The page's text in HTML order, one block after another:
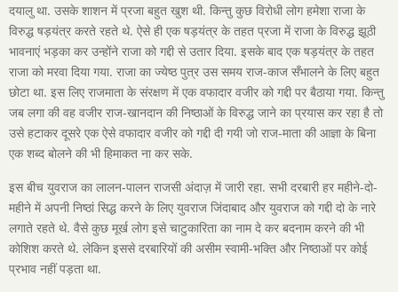
दयालु था. उसके शाशन में प्रजा बहुत खुश थी. किन्तु कुछ विरोधी लोग हमेशा राजा के
विरुद्ध षड़यंत्र करते रहते थे. ऐसे ही एक षड़यंत्र के तहत प्रजा में राजा के विरुद्ध झूठी
भावनाएं भड़का कर उन्होंने राजा को गद्दी से उतार दिया. इसके बाद एक षड़यंत्र के तहत
राजा को मरवा दिया गया. राजा का ज्येष्ठ पुत्र उस समय राज-काज सँभालने के लिए बहुत
छोटा था. इस लिए राजमाता के संरक्षण में एक वफादार वजीर को गद्दी पर बैठाया गया. किन्तु
जब लगा की वह वजीर राज-खानदान की निष्ठाओं के विरुद्ध जाने का प्रयास कर रहा है तो
उसे हटाकर दूसरे एक ऐसे वफादार वजीर को गद्दी दी गयी जो राज-माता की आज्ञा के बिना
एक शब्द बोलने की भी हिमाकत ना कर सके.
इस बीच युवराज का लालन-पालन राजसी अंदाज़ में जारी रहा. सभी दरबारी हर महीने-दो-
महीने में अपनी निष्ठां सिद्ध करने के लिए युवराज जिंदाबाद और युवराज को गद्दी दो के नारे
लगाते रहते थे. वैसे कुछ मूर्ख लोग इसे चाटुकारिता का नाम दे कर बदनाम करने की भी
कोशिश करते थे. लेकिन इससे दरबारियों की असीम स्वामी-भक्ति और निष्ठाओं पर कोई
प्रभाव नहीं पड़ता था.